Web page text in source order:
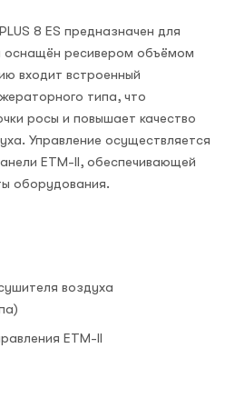
8 ES предназначен для
оснащён ресивером объёмом
входит встроенный
типа, что
росы и повышает качество
Управление осуществляется
ETM-II, обеспечивающей
оборудования.
воздуха
ETM-II